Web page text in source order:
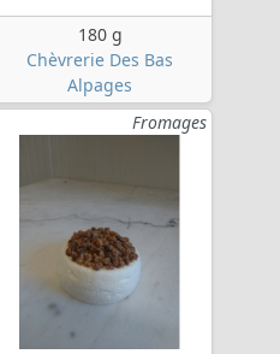
180 g
Chèvrerie Des Bas
Alpages
Fromages